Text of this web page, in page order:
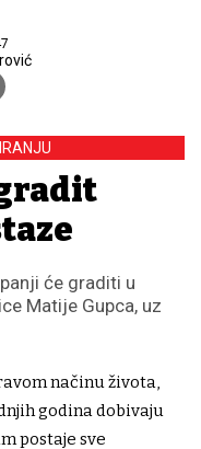
će graditi u
Matije Gupca, uz
načinu života,
godina dobivaju
postaje sve